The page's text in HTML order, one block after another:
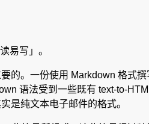
易写」。
的。一份使用 Markdown 格式
语法受到一些既有 text-to-
是纯文本电子邮件的格式。